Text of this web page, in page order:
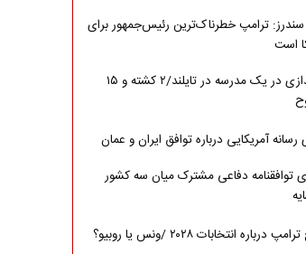
سندرز: ترامپ خطرناک‌ترین رئیس‌جمهور برای
است
تیراندازی در یک مدرسه در تایلند/۲ کشته و ۱۵
رسانه آمریکایی درباره توافق ایران و عمان
توافقنامه دفاعی مشترک میان سه کشور
درباره انتخابات ۲۰۲۸ /ونس یا روبیو؟